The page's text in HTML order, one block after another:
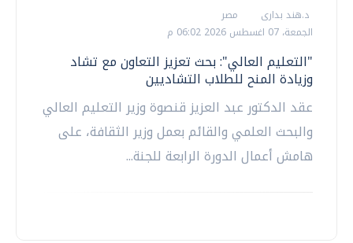
د.هند بدارى
مصر
الجمعة، 07 اغسطس 2026 06:02 م
"التعليم العالي": بحث تعزيز التعاون مع تشاد
وزيادة المنح للطلاب التشاديين
عقد الدكتور عبد العزيز قنصوة وزير التعليم العالي
والبحث العلمي والقائم بعمل وزير الثقافة، على
هامش أعمال الدورة الرابعة للجنة...